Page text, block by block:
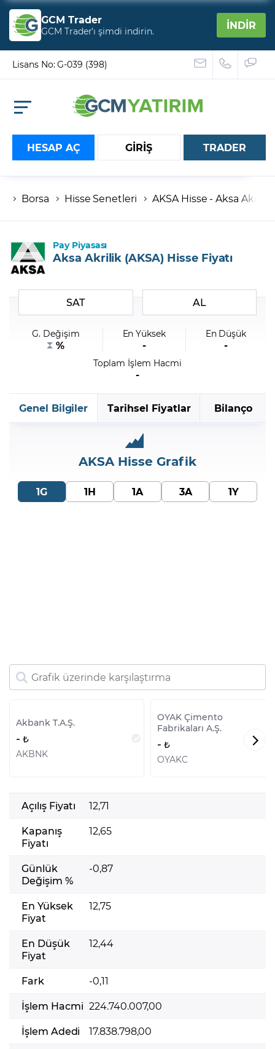
GCM Trader
GCM Trader’ı şimdi indirin. İNDİR
Lisans No: G-039 (398)
HESAP AÇ GİRİŞ
Hesap numaranız
Şifremi Unuttum
TRADER
Borsa Hisse Senetleri AKSA Hisse - Aksa Akrilik
Pay Piyasası
Aksa Akrilik (AKSA) Hisse Fiyatı
SAT AL
G. Değişim
%
En Yüksek
-
En Düşük
-
Toplam İşlem Hacmi
-
Genel Bilgiler Tarihsel Fiyatlar Bilanço
AKSA Hisse Grafik
1G 1H 1A 3A 1Y
Akbank T.A.Ş.
-
AKBNK
OYAK Çimento
Fabrikaları A.Ş.
-
OYAKC
Açılış Fiyatı
12,71
Kapanış
Fiyatı
12,65
Günlük
Değişim %
-0,87
En Yüksek
Fiyat
12,75
En Düşük
Fiyat
12,44
Fark
-0,11
İşlem Hacmi 224.740.007,00
İşlem Adedi
17.838.798,00